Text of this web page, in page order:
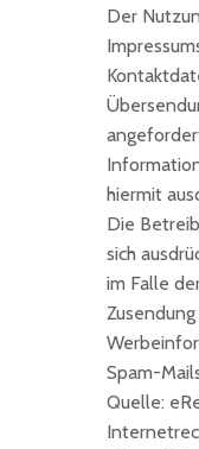
Der
hiermit
Die
sich
im Falle
Spam-
Quelle: